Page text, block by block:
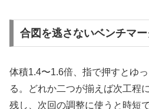
合図を逃さないベンチマー
体積1.4〜1.6倍、指で押すとゆ
る。どれか二つが揃えば次工程
残し、次回の調整に使うと時短